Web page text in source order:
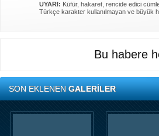
UYARI: Küfür, hakaret, rencide edici
Türkçe karakter kullanılmayan ve büyük
Bu habere
SON EKLENENGALERİLER